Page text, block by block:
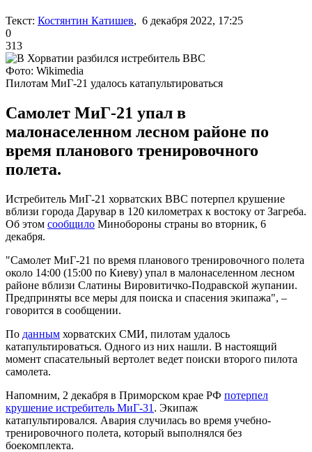
Текст: Костянтин Катишев, 6 декабря 2022, 17:25
0
313
Фото: Wikimedia
Пилотам МиГ-21 удалось катапультироваться
Самолет МиГ-21 упал в
малонаселенном лесном районе по
время планового тренировочного
полета.
Истребитель МиГ-21 хорватских ВВС потерпел крушение
вблизи города Дарувар в 120 километрах к востоку от Загреба.
Об этом сообщило Минобороны страны во вторник, 6
декабря.
"Самолет МиГ-21 по время планового тренировочного полета
около 14:00 (15:00 по Киеву) упал в малонаселенном лесном
районе вблизи Слатины Вировитичко-Подравской жупании.
Предприняты все меры для поиска и спасения экипажа", –
говорится в сообщении.
По данным хорватских СМИ, пилотам удалось
катапультироваться. Одного из них нашли. В настоящий
момент спасательный вертолет ведет поиски второго пилота
самолета.
Напомним, 2 декабря в Приморском крае РФ потерпел
крушение истребитель МиГ-31 . Экипаж
катапультировался. Авария случилась во время учебно-
тренировочного полета, который выполнялся без
боекомплекта.